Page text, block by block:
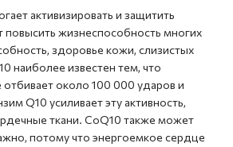
активизировать и защитить
повысить жизнеспособность многих
здоровье кожи, слизистых
наиболее известен тем, что
около 100 000 ударов и
Q10 усиливает эту активность,
ткани. CoQ10 также может
потому что энергоемкое сердце